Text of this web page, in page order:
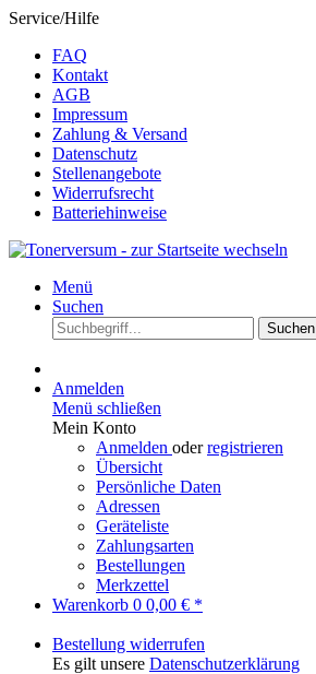
Service/Hilfe
FAQ
Kontakt
AGB
Impressum
Zahlung & Versand
Datenschutz
Stellenangebote
Widerrufsrecht
Batteriehinweise
Menü
Suchen
Suchen
Anmelden
Menü schließen
Mein Konto
Anmelden oderregistrieren
Übersicht
Persönliche Daten
Adressen
Geräteliste
Zahlungsarten
Bestellungen
Merkzettel
Warenkorb 0 0,00 € *
Bestellung widerrufen
Es gilt unsere Datenschutzerklärung